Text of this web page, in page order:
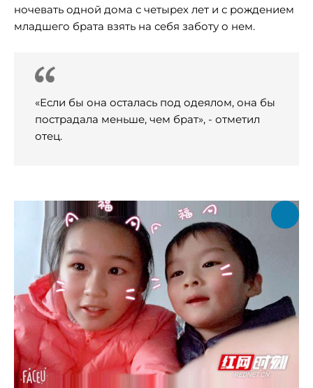
ночевать одной дома с четырех лет и с рождением
младшего брата взять на себя заботу о нем.
«Если бы она осталась под одеялом, она бы
пострадала меньше, чем брат», - отметил
отец.